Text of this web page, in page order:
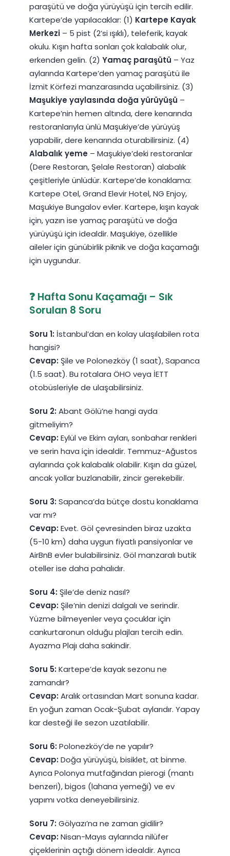
paraşütü ve doğa yürüyüşü için tercih edilir.
Kartepe’de yapılacaklar: (1) Kartepe Kayak
Merkezi – 5 pist (2’si ışıklı), teleferik, kayak
okulu. Kışın hafta sonları çok kalabalık olur,
erkenden gelin. (2)Yamaç paraşütü – Yaz
aylarında Kartepe’den yamaç paraşütü ile
İzmit Körfezi manzarasında uçabilirsiniz. (3)
Maşukiye yaylasında doğa yürüyüşü –
Kartepe’nin hemen altında, dere kenarında
restoranlarıyla ünlü Maşukiye’de yürüyüş
yapabilir, dere kenarında oturabilirsiniz. (4)
Alabalık yeme – Maşukiye’deki restoranlar
(Dere Restoran, Şelale Restoran) alabalık
çeşitleriyle ünlüdür. Kartepe’de konaklama:
Kartepe Otel, Grand Elevir Hotel, NG Enjoy,
Maşukiye Bungalov evler. Kartepe, kışın kayak
için, yazın ise yamaç paraşütü ve doğa
yürüyüşü için idealdir. Maşukiye, özellikle
aileler için günübirlik piknik ve doğa kaçamağı
için uygundur.
❓ Hafta Sonu Kaçamağı – Sık
Sorulan 8 Soru
Soru 1: İstanbul’dan en kolay ulaşılabilen rota
hangisi?
Cevap: Şile ve Polonezköy (1 saat), Sapanca
(1.5 saat). Bu rotalara ÖHO veya İETT
otobüsleriyle de ulaşabilirsiniz.
Soru 2: Abant Gölü’ne hangi ayda
gitmeliyim?
Cevap: Eylül ve Ekim ayları, sonbahar renkleri
ve serin hava için idealdir. Temmuz-Ağustos
aylarında çok kalabalık olabilir. Kışın da güzel,
ancak yollar buzlanabilir, zincir gerekebilir.
Soru 3: Sapanca’da bütçe dostu konaklama
var mı?
Cevap: Evet. Göl çevresinden biraz uzakta
(5-10 km) daha uygun fiyatlı pansiyonlar ve
AirBnB evler bulabilirsiniz. Göl manzaralı butik
oteller ise daha pahalıdır.
Soru 4: Şile’de deniz nasıl?
Cevap: Şile’nin denizi dalgalı ve serindir.
Yüzme bilmeyenler veya çocuklar için
cankurtaronun olduğu plajları tercih edin.
Ayazma Plajı daha sakindir.
Soru 5: Kartepe’de kayak sezonu ne
zamandır?
Cevap: Aralık ortasından Mart sonuna kadar.
En yoğun zaman Ocak-Şubat aylarıdır. Yapay
kar desteği ile sezon uzatılabilir.
Soru 6: Polonezköy’de ne yapılır?
Cevap: Doğa yürüyüşü, bisiklet, at binme.
Ayrıca Polonya mutfağından pierogi (mantı
benzeri), bigos (lahana yemeği) ve ev
yapımı votka deneyebilirsiniz.
Soru 7: Gölyazı’na ne zaman gidilir?
Cevap: Nisan-Mayıs aylarında nilüfer
çiçeklerinin açtığı dönem idealdir. Ayrıca